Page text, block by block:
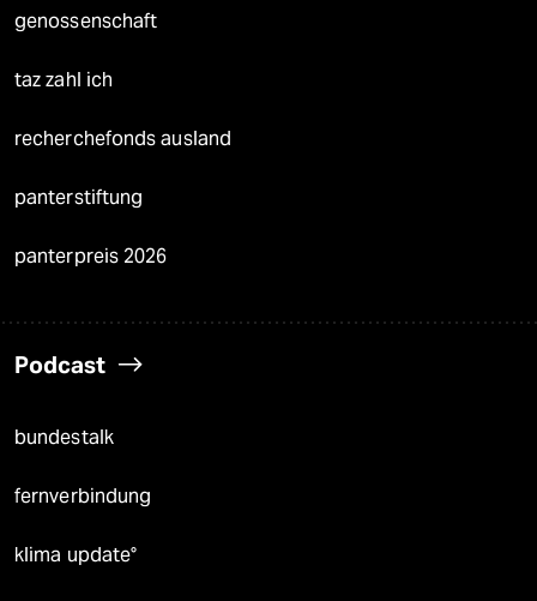
genossenschaft
taz zahl ich
recherchefonds ausland
panterstiftung
panterpreis 2026
Podcast
bundestalk
fernverbindung
klima update°